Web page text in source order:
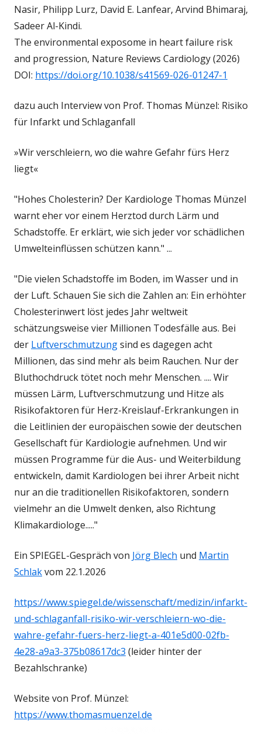
Nasir, Philipp Lurz, David E. Lanfear, Arvind Bhimaraj,
Sadeer Al-Kindi.
The environmental exposome in heart failure risk
and progression, Nature Reviews Cardiology (2026)
DOI: https://doi.org/10.1038/s41569-026-01247-1
dazu auch Interview von Prof. Thomas Münzel: Risiko
für Infarkt und Schlaganfall
»Wir verschleiern, wo die wahre Gefahr fürs Herz
liegt«
"Hohes Cholesterin? Der Kardiologe Thomas Münzel
warnt eher vor einem Herztod durch Lärm und
Schadstoffe. Er erklärt, wie sich jeder vor schädlichen
Umwelteinflüssen schützen kann." ...
"Die vielen Schadstoffe im Boden, im Wasser und in
der Luft. Schauen Sie sich die Zahlen an: Ein erhöhter
Cholesterinwert löst jedes Jahr weltweit
schätzungsweise vier Millionen Todesfälle aus. Bei
der Luftverschmutzungsind es dagegen acht
Millionen, das sind mehr als beim Rauchen. Nur der
Bluthochdruck tötet noch mehr Menschen. .... Wir
müssen Lärm, Luftverschmutzung und Hitze als
Risikofaktoren für Herz-Kreislauf-Erkrankungen in
die Leitlinien der europäischen sowie der deutschen
Gesellschaft für Kardiologie aufnehmen. Und wir
müssen Programme für die Aus- und Weiterbildung
entwickeln, damit Kardiologen bei ihrer Arbeit nicht
nur an die traditionellen Risikofaktoren, sondern
vielmehr an die Umwelt denken, also Richtung
Klimakardiologe....."
Ein SPIEGEL-Gespräch von Jörg Blech und Martin
Schlakvom 22.1.2026
https://www.spiegel.de/wissenschaft/medizin/infarkt-
und-schlaganfall-risiko-wir-verschleiern-wo-die-
wahre-gefahr-fuers-herz-liegt-a-401e5d00-02fb-
4e28-a9a3-375b08617dc3 (leider hinter der
Bezahlschranke)
Website von Prof. Münzel:
https://www.thomasmuenzel.de